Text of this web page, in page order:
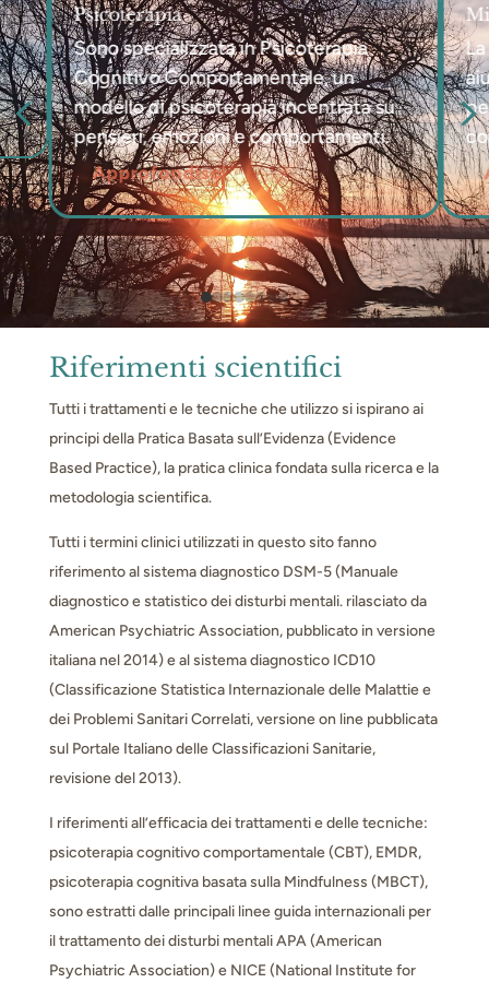
Psicoterapia
Sono specializzata in Psicoterapia
Cognitivo Comportamentale, un
modello di psicoterapia incentrata su
pensieri, emozioni e comportamenti.
Approfondisci
Riferimenti scientifici
Tutti i trattamenti e le tecniche che utilizzo si ispirano ai
principi della Pratica Basata sull’Evidenza (Evidence
Based Practice), la pratica clinica fondata sulla ricerca e la
metodologia scientifica.
Tutti i termini clinici utilizzati in questo sito fanno
riferimento al sistema diagnostico DSM-5 (Manuale
diagnostico e statistico dei disturbi mentali. rilasciato da
American Psychiatric Association, pubblicato in versione
italiana nel 2014) e al sistema diagnostico ICD10
(Classificazione Statistica Internazionale delle Malattie e
dei Problemi Sanitari Correlati, versione on line pubblicata
sul Portale Italiano delle Classificazioni Sanitarie,
revisione del 2013).
I riferimenti all’efficacia dei trattamenti e delle tecniche:
psicoterapia cognitivo comportamentale (CBT), EMDR,
psicoterapia cognitiva basata sulla Mindfulness (MBCT),
sono estratti dalle principali linee guida internazionali per
il trattamento dei disturbi mentali APA (American
Psychiatric Association) e NICE (National Institute for